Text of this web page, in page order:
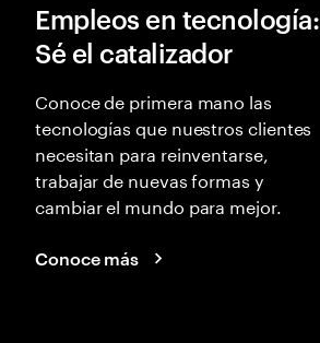
Empleos en tecnología:
Sé el catalizador
Conoce de primera mano las
tecnologías que nuestros clientes
necesitan para reinventarse,
trabajar de nuevas formas y
cambiar el mundo para mejor.
Conoce más